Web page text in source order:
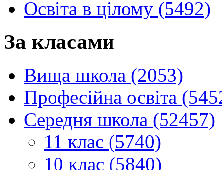
Освіта в цілому (5492)
За класами
Вища школа (2053)
Професійна освіта
Середня школа (52457)
11 клас (5740)
10 клас (5840)